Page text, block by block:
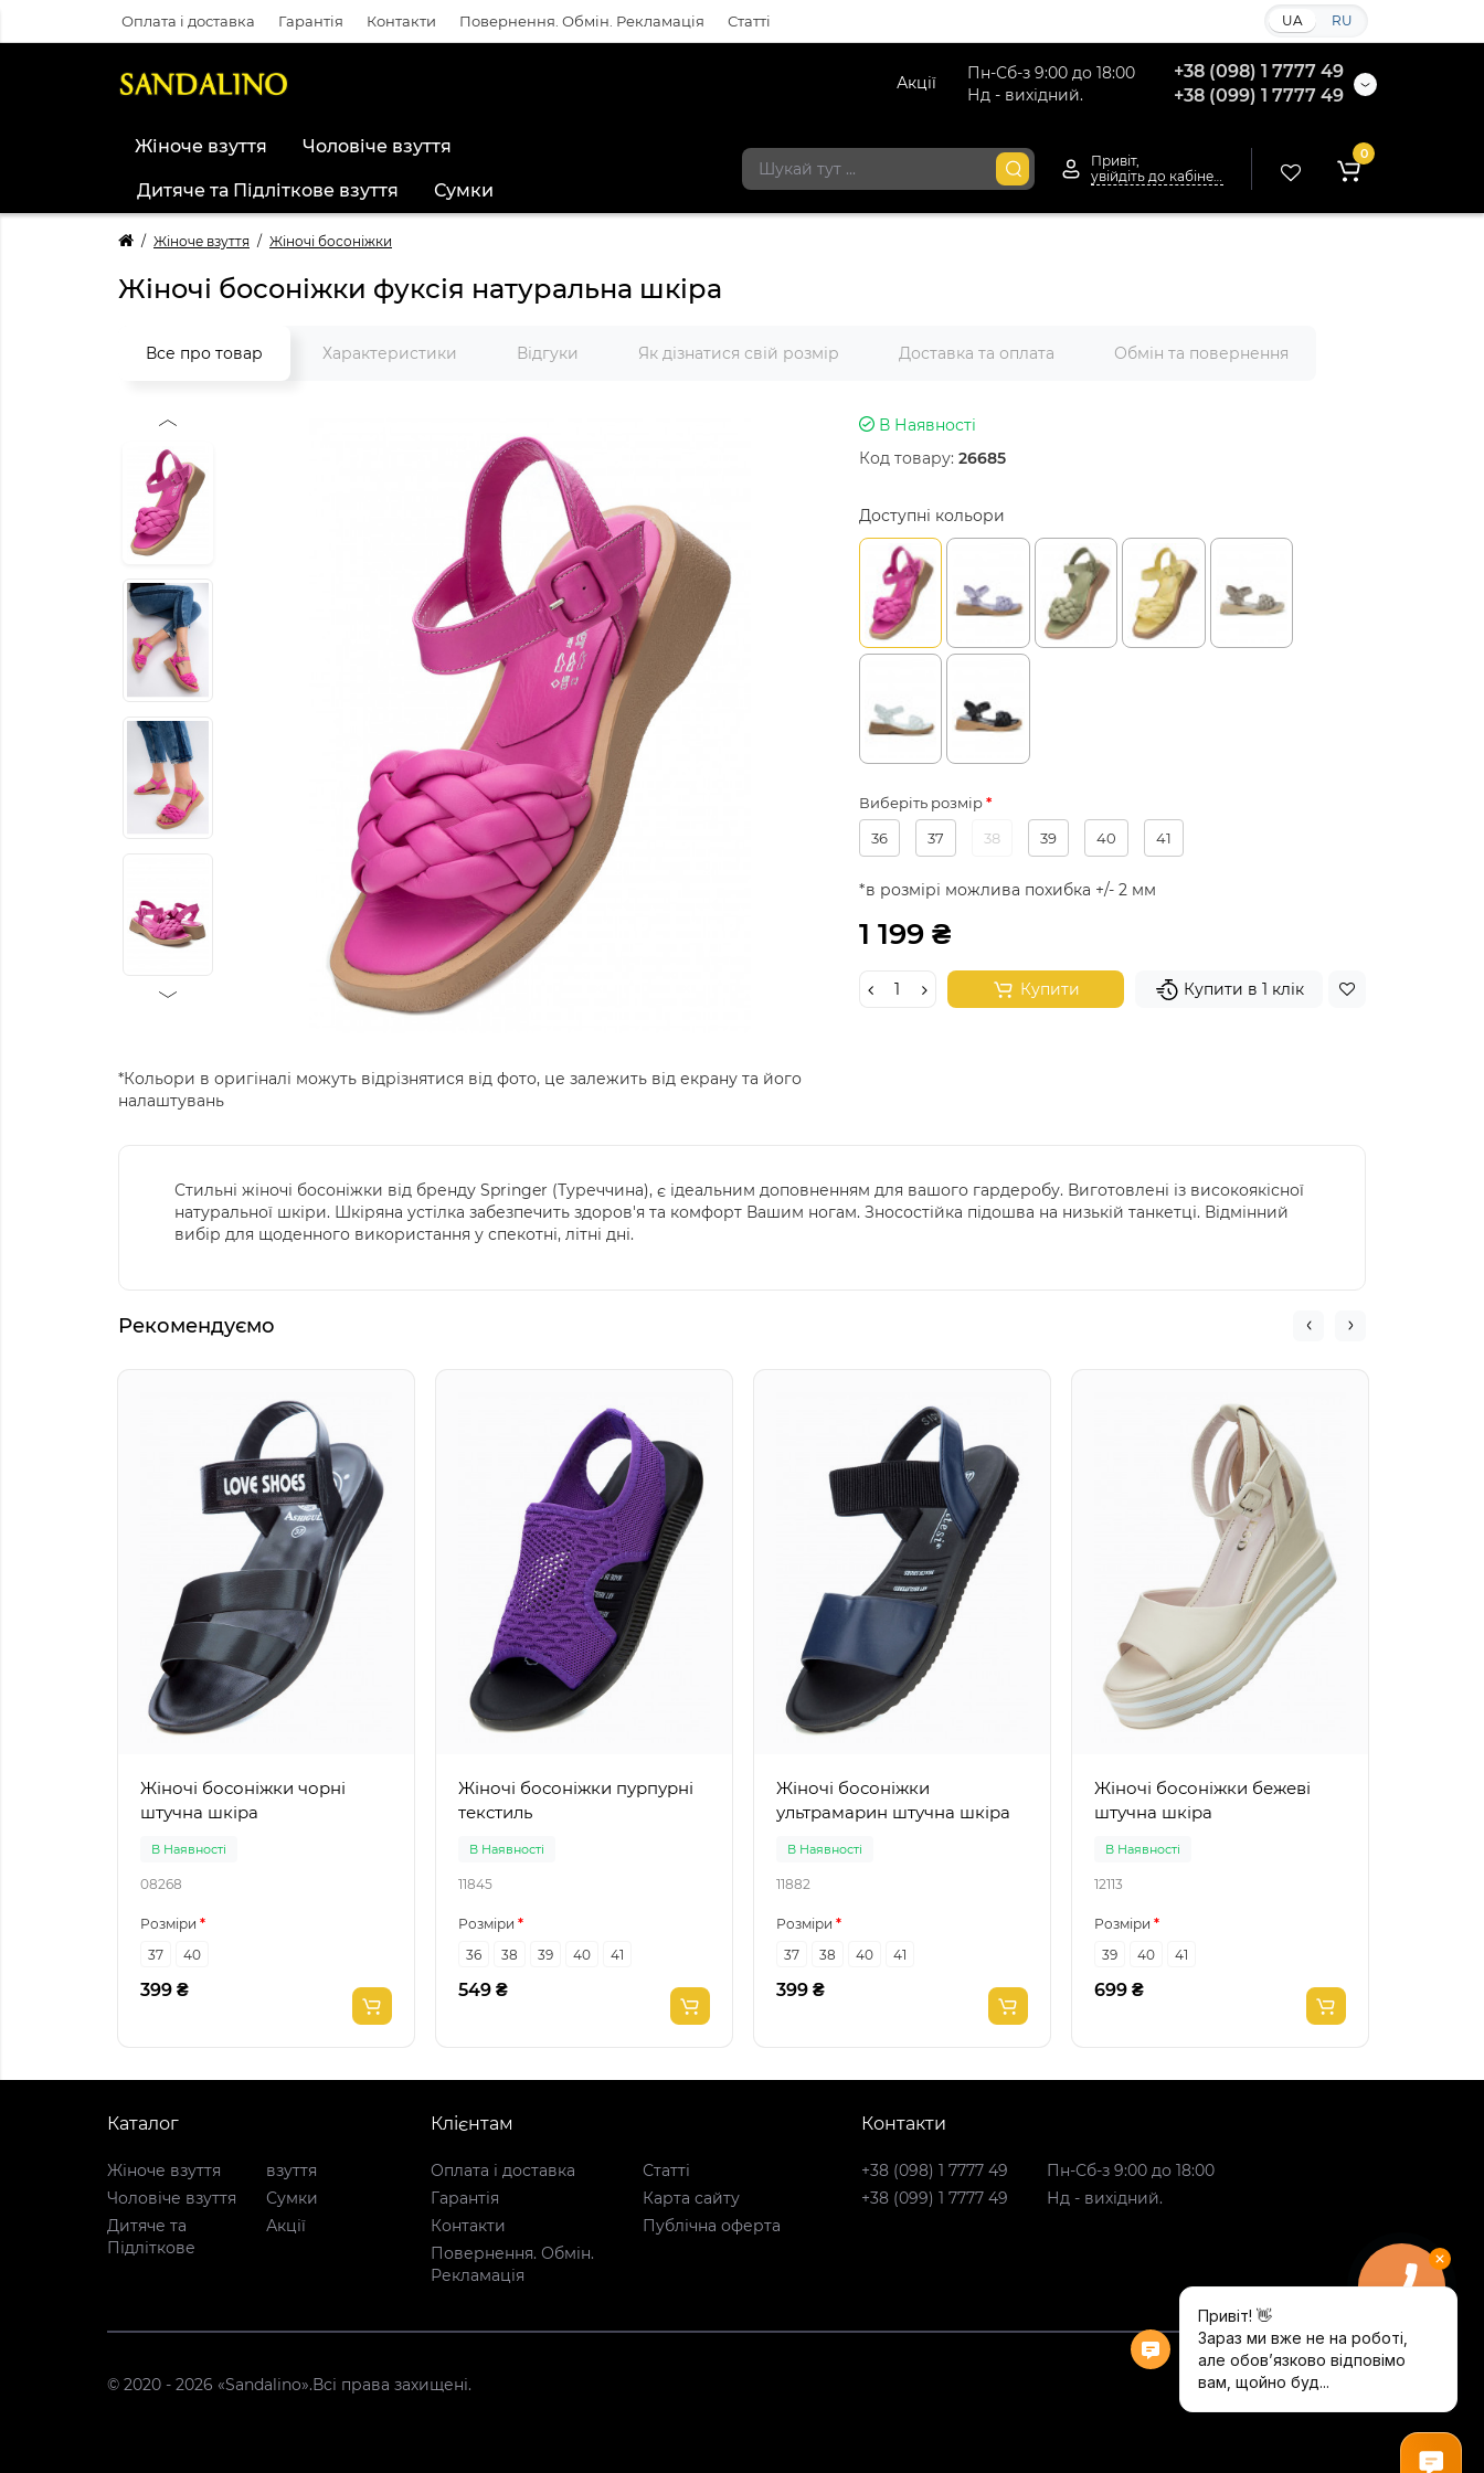
Оплата і доставка Гарантія Контакти Повернення. Обмін. Рекламація Статті UA RU
Пн-Сб-з 9:00 до 18:00
Нд - вихідний.
+38 (098) 1 7777 49
+38 (099) 1 7777 49
Акції
Жіноче взуття Чоловіче взуття
Дитяче та Підліткове взуття Сумки
Привіт,
0
Жіноче взуття Жіночі босоніжки
Жіночі босоніжки фуксія натуральна шкіра
Все про товар Характеристики Відгуки Як дізнатися свій розмір Доставка та оплата Обмін та повернення
*Кольори в оригіналі можуть відрізнятися від фото, це залежить від екрану та його
налаштувань
В Наявності
Код товару: 26685
Доступні кольори
Виберіть розмір
36
37 38 39 40 41
*в розмірі можлива похибка +/- 2 мм
1 199 ₴
Купити Купити в 1 клік
Стильні жіночі босоніжки від бренду Springer (Туреччина), є ідеальним доповненням для вашого гардеробу. Виготовлені із високоякісної
натуральної шкіри. Шкіряна устілка забезпечить здоров'я та комфорт Вашим ногам. Зносостійка підошва на низькій танкетці. Відмінний
вибір для щоденного використання у спекотні, літні дні.
Рекомендуємо
Жіночі босоніжки чорні
штучна шкіра
В Наявності
08268
Розміри
37
40
399 ₴
Жіночі босоніжки пурпурні
текстиль
В Наявності
11845
Розміри
36
38 39 40 41
549 ₴
Жіночі босоніжки
ультрамарин штучна шкіра
В Наявності
11882
Розміри
37
38 40 41
399 ₴
Жіночі босоніжки бежеві
штучна шкіра
В Наявності
12113
Розміри
39
40 41
699 ₴
Каталог
Жіноче взуття
Чоловіче взуття
Дитяче та
Підліткове
взуття
Сумки
Акції
Клієнтам
Оплата і доставка
Гарантія
Контакти
Повернення. Обмін.
Рекламація
Статті
Карта сайту
Публічна оферта
Контакти
+38 (098) 1 7777 49
+38 (099) 1 7777 49
Пн-Сб-з 9:00 до 18:00
Нд - вихідний.
© 2020 - 2026 «Sandalino».Всі права захищені.